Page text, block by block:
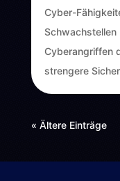
Cyber-
Schwachstellen
Cyberangriffen
strengere
« Ältere Einträge